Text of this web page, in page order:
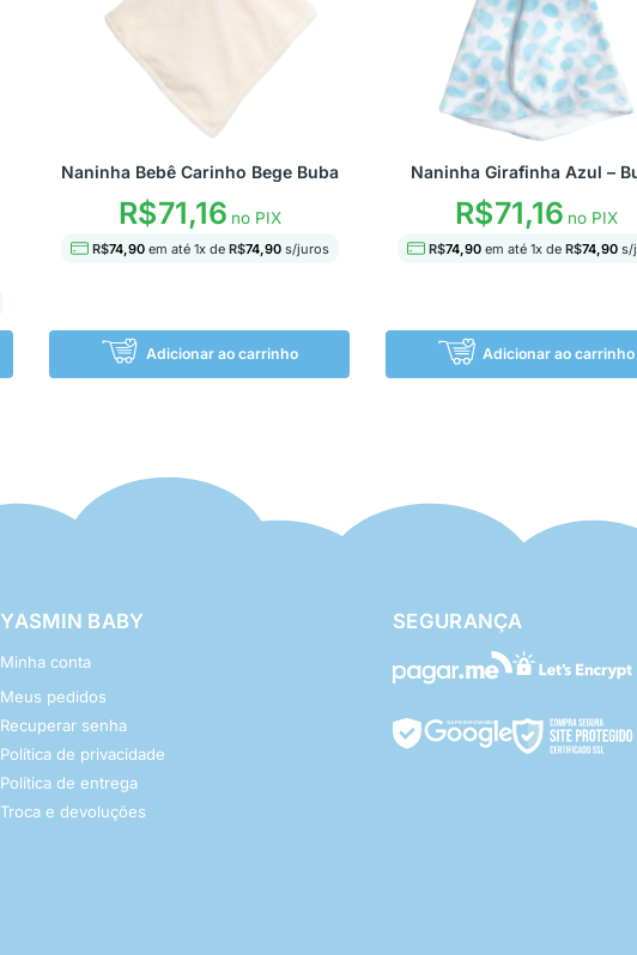
Naninha Bebê Carinho Bege Buba
R$71,16no PIX
R$74,90 em até 1x de R$74,90s/juros
Adicionar ao carrinho
Naninha Girafinha Azul –
R$71,16no PIX
R$74,90 em até 1x de R$74,90s/
Adicionar ao carrinho
YASMIN BABY
Minha conta
Meus pedidos
Recuperar senha
Política de privacidade
Política de entrega
Troca e devoluções
SEGURANÇA